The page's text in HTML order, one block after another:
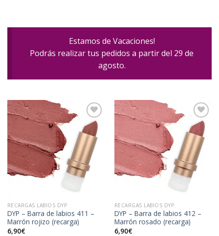
Estamos de Vacaciones!
Podrás realizar tus pedidos a partir del 29 de
agosto.
Añadir
a la
lista de
deseos
RECARGAS LABIOS DYP
DYP – Barra de labios 411 –
Marrón rojizo (recarga)
6,90€
Añadir
a la
lista de
deseos
RECARGAS LABIOS DYP
DYP – Barra de labios 412 –
Marrón rosado (recarga)
6,90€